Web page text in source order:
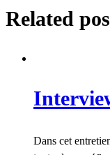
Related
Dans cet